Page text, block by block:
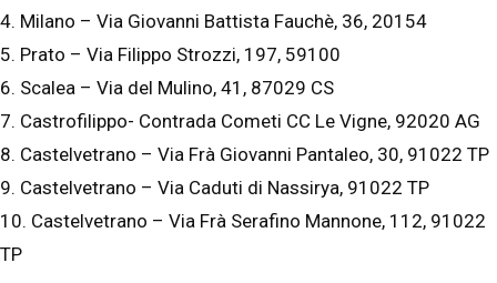
4. Milano – Via Giovanni Battista Fauchè, 36, 20154
5. Prato – Via Filippo Strozzi, 197, 59100
6. Scalea – Via del Mulino, 41, 87029 CS
7. Castrofilippo- Contrada Cometi CC Le Vigne, 92020 AG
8. Castelvetrano – Via Frà Giovanni Pantaleo, 30, 91022 TP
9. Castelvetrano – Via Caduti di Nassirya, 91022 TP
10. Castelvetrano – Via Frà Serafino Mannone, 112, 91022
TP